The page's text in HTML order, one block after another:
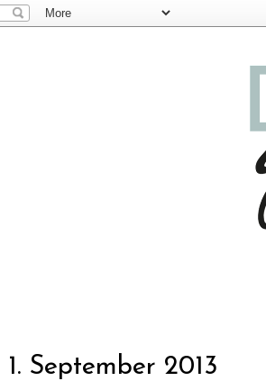
September 2013